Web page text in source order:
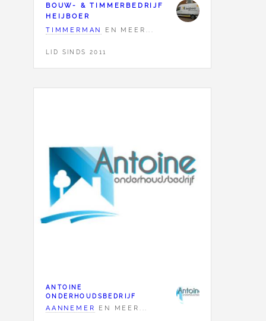
BOUW- & TIMMERBEDRIJF
HEIJBOER
TIMMERMAN
EN MEER...
LID SINDS 2011
ANTOINE
ONDERHOUDSBEDRIJF
AANNEMER EN MEER...